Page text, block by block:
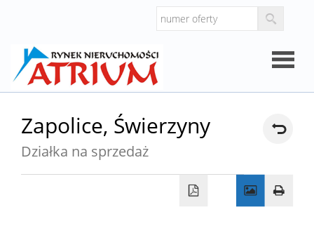
firmie
Zapolice, Świerzyny
Działka na sprzedaż